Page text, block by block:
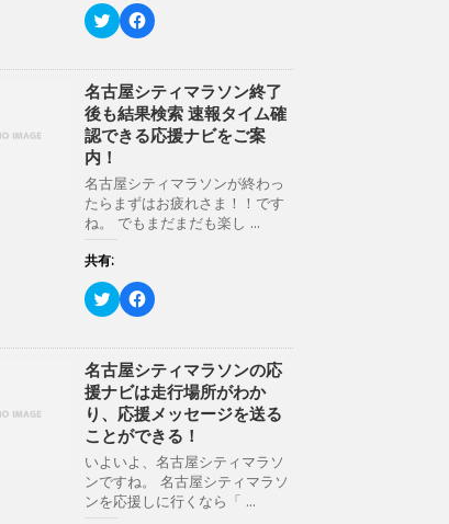
い
ウ
ィ
ド
ウ
で
開
き
ま
し
て
く
さ
い
(
新
し
い
ン
ド
ウ
で
す
)
ク
リ
し
て
T
w
i
t
e
r
で
共
有
新
い
ウ
ィ
ド
ウ
で
開
き
ま
す
)
F
a
b
o
o
k
で
共
す
る
に
は
ク
し
て
く
さ
い
(
新
し
い
ウ
ィ
ン
ド
ウ
で
名古屋シティマラソン終了
後も結果検索 速報タイム確
認できる応援ナビをご案
内！
名古屋シティマラソンが終わっ
たらまずはお疲れさま！！です
ね。 でもまだまだも楽し ...
共有:
ク
リ
し
て
T
w
t
t
r
で
共
有
F
a
b
o
o
k
で
共
有
す
る
に
は
ク
名古屋シティマラソンの応
援ナビは走行場所がわか
り、応援メッセージを送る
ことができる！
いよいよ、名古屋シティマラソ
ンですね。 名古屋シティマラソ
ンを応援しに行くなら「 ...